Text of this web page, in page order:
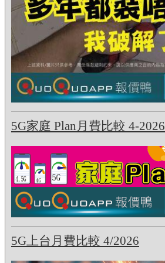
5G家庭 Plan月費比較 4-2026
5G上台月費比較 4/2026